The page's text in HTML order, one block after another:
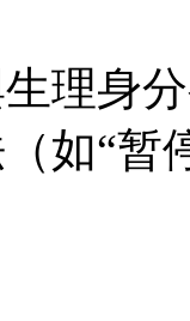
理身
如“暂